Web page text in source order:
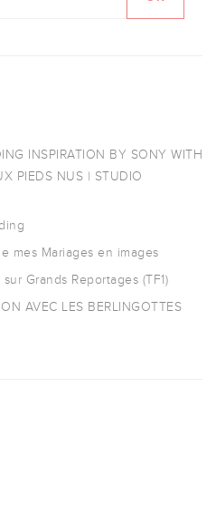
INSPIRATION BY SONY WITH
PIEDS NUS | STUDIO
mes Mariages en images
Grands Reportages (TF1)
AVEC LES BERLINGOTTES